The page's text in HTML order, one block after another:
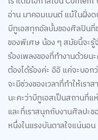
อ่าน มาคอมเมนต์ แม้ในฝั่ง
บีทูเอสทุกอัลบั้มของศิลปินที่
ของพิเศษ น้อง ๆ สมัยนี้จะรู้
ร้องเพลงของที่ทำงานด้วยน
ต้องได้ร้องค่ะ อิอิ แค่จะบอก
จะมีช่วงของเวลาที่ทำให้เร
นะคะว่าบีทูเอสเป็นสถานที่แ
และที่เราสนุกกับงานศิลปะข
หนึ่งในแรงบันดาลใจแน่นอน